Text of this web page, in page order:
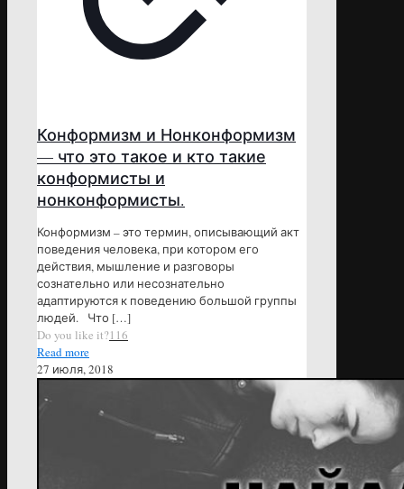
Конформизм и Нонконформизм
— что это такое и кто такие
конформисты и
нонконформисты.
Конформизм – это термин, описывающий акт
поведения человека, при котором его
действия, мышление и разговоры
сознательно или несознательно
адаптируются к поведению большой группы
людей. Что […]
Do you like it?116
Read more
27 июля, 2018